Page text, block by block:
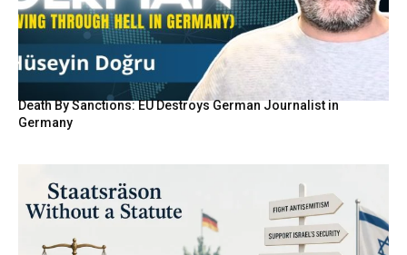
Death By Sanctions: EU Destroys German Journalist in
Germany